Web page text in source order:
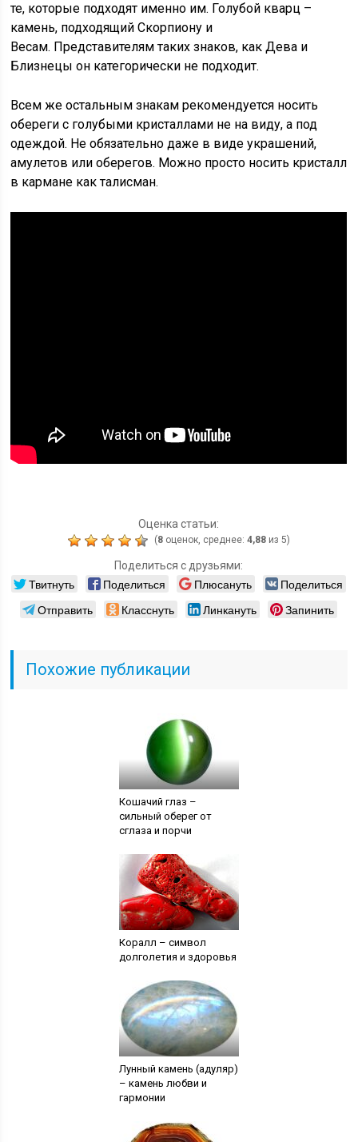
те, которые подходят именно им. Голубой кварц –
камень, подходящий Скорпиону и
Весам. Представителям таких знаков, как Дева и
Близнецы он категорически не подходит.
Всем же остальным знакам рекомендуется носить
обереги с голубыми кристаллами не на виду, а под
одеждой. Не обязательно даже в виде украшений,
амулетов или оберегов. Можно просто носить кристалл
в кармане как талисман.
Оценка статьи:
(8оценок, среднее: 4,88из 5)
Поделиться с друзьями:
Твитнуть Поделиться Плюсануть
Поделиться
Отправить
Класснуть Линкануть Запинить
Похожие публикации
Кошачий глаз –
сильный оберег от
сглаза и порчи
Коралл – символ
долголетия и здоровья
Лунный камень (адуляр)
– камень любви и
гармонии